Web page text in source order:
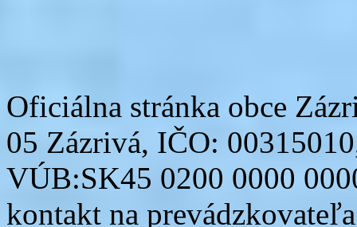
Oficiálna stránka obce
05 Zázrivá, IČO:
VÚB:SK45 0200 0000
kontakt na